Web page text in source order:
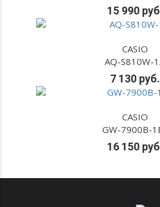
15 990
CASIO
AQ-S810W-
7 130 руб.
CASIO
GW-7900B-
16 150